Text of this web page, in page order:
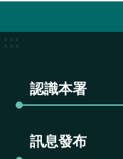
認識本署
訊息發布